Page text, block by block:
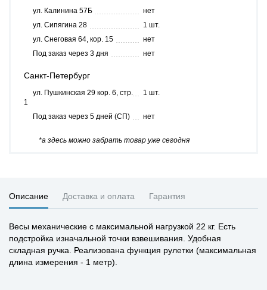
ул. Калинина 57Б
нет
ул. Сипягина 28
1 шт.
ул. Снеговая 64, кор. 15
нет
Под заказ через 3 дня
нет
Санкт-Петербург
ул. Пушкинская 29 кор. 6, стр.
1
1 шт.
Под заказ через 5 дней (СП) нет
*а здесь можно забрать товар уже сегодня
Описание Доставка и оплата Гарантия
Весы механические с максимальной нагрузкой 22 кг. Есть
подстройка изначальной точки взвешивания. Удобная
складная ручка. Реализована функция рулетки (максимальная
длина измерения - 1 метр).